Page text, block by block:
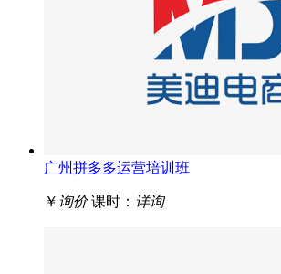
广州拼多多运营培训班
￥ 询价 课时： 详询